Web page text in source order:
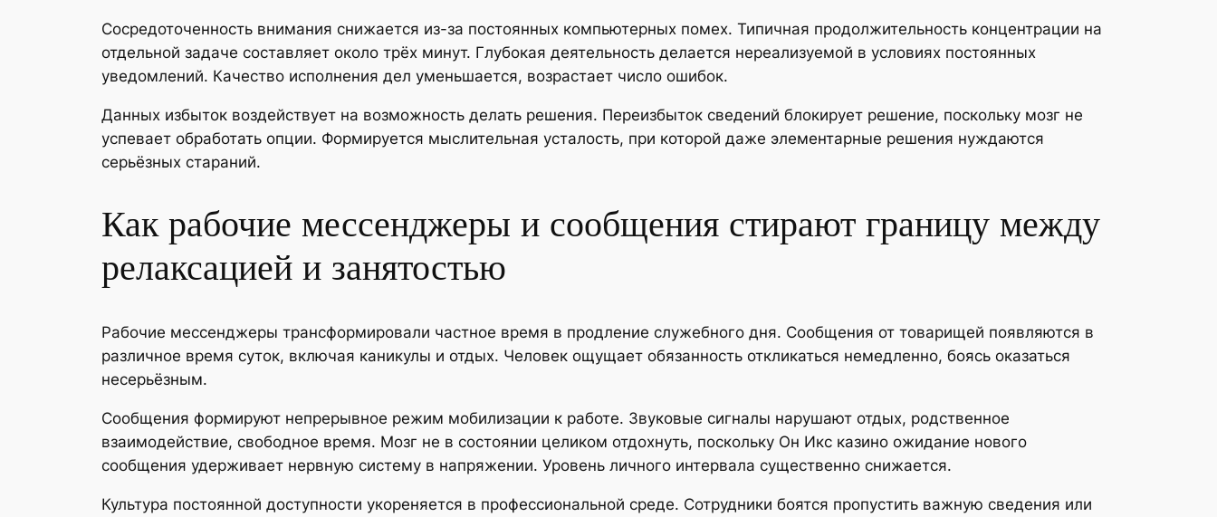
Сосредоточенность внимания снижается из-за постоянных компьютерных помех. Типичная продолжительность концентрации на
отдельной задаче составляет около трёх минут. Глубокая деятельность делается нереализуемой в условиях постоянных
уведомлений. Качество исполнения дел уменьшается, возрастает число ошибок.
Данных избыток воздействует на возможность делать решения. Переизбыток сведений блокирует решение, поскольку мозг не
успевает обработать опции. Формируется мыслительная усталость, при которой даже элементарные решения нуждаются
серьёзных стараний.
Как рабочие мессенджеры и сообщения стирают границу между
релаксацией и занятостью
Рабочие мессенджеры трансформировали частное время в продление служебного дня. Сообщения от товарищей появляются в
различное время суток, включая каникулы и отдых. Человек ощущает обязанность откликаться немедленно, боясь оказаться
несерьёзным.
Сообщения формируют непрерывное режим мобилизации к работе. Звуковые сигналы нарушают отдых, родственное
взаимодействие, свободное время. Мозг не в состоянии целиком отдохнуть, поскольку Он Икс казино ожидание нового
сообщения удерживает нервную систему в напряжении. Уровень личного интервала существенно снижается.
Культура постоянной доступности укореняется в профессиональной среде. Сотрудники боятся пропустить важную сведения или